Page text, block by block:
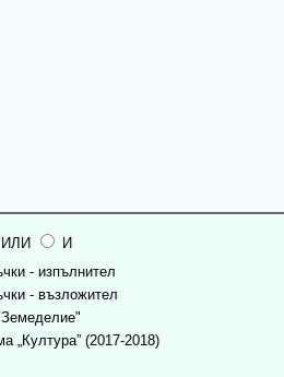
ИЛИ
И
- изпълнител
- възложител
„Култура” (2017-2018)